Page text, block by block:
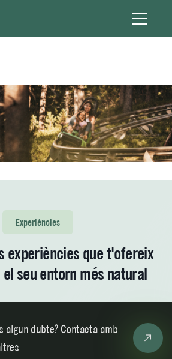
Experiències
experiències que t'ofereix
seu entorn més natural
algun dubte? Contacta amb